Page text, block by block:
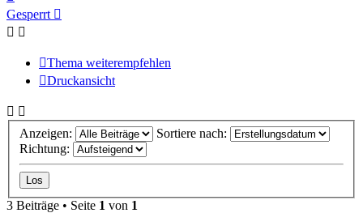
oben
Gesperrt
Thema weiterempfehlen
Druckansicht
Anzeigen:
Sortiere nach:
Richtung:
3 Beiträge • Seite 1 von 1